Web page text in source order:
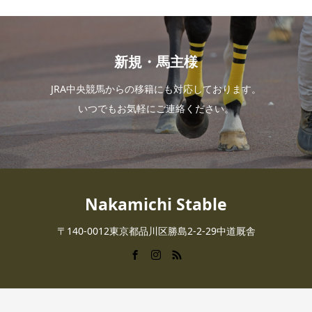
新規・馬主様
JRA中央競馬からの移籍にも対応しております。
いつでもお気軽にご連絡ください。
Nakamichi Stable
〒140-0012東京都品川区勝島2-2-29中道厩舎